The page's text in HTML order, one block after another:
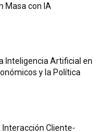
Masa con IA
Inteligencia Artificial en
y la Política
Interacción Cliente-